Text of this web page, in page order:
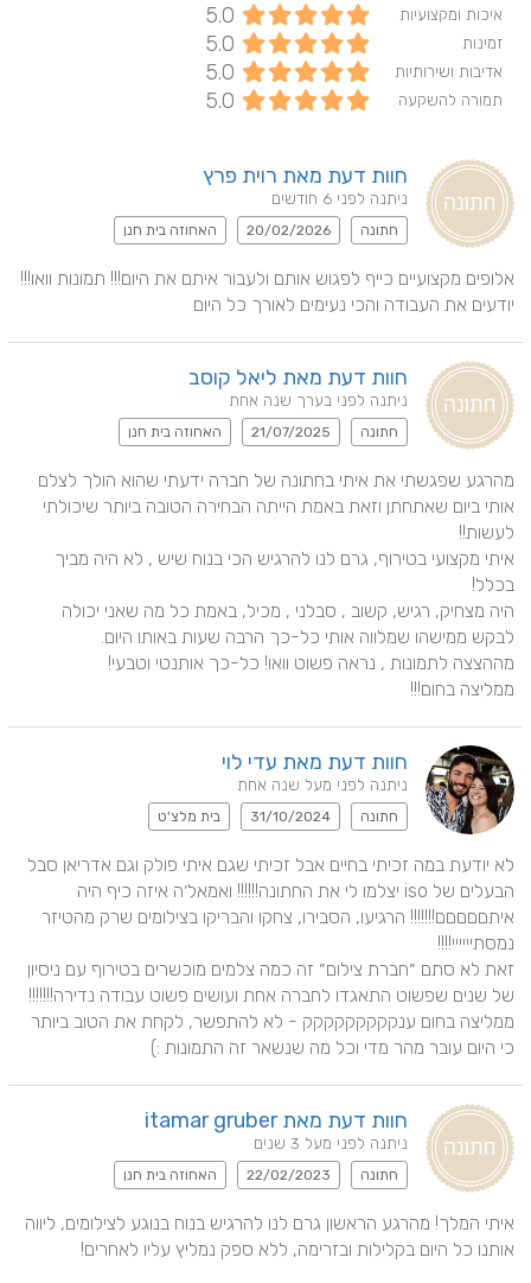
איכות ומקצועיות 5.0
זמינות 5.0
אדיבות ושירותיות 5.0
תמורה להשקעה 5.0
חוות דעת מאת רוית פרץ
ניתנה לפני 6 חודשים
חתונה 20/02/2026 האחוזה בית חנן
יודעים את העבודה והכי נעימים לאורך כל היום
חוות דעת מאת ליאל קוסב
ניתנה לפני בערך שנה אחת
חתונה 21/07/2025 האחוזה בית חנן
ממליצה בחום!!!
חוות דעת מאת עדי לוי
ניתנה לפני מעל שנה אחת
חתונה 31/10/2024 בית מלצ'ט
כי היום עובר מהר מדי וכל מה שנשאר זה התמונות :)
חוות דעת מאת itamar gruber
ניתנה לפני מעל 3 שנים
חתונה 22/02/2023 האחוזה בית חנן
אותנו כל היום בקלילות ובזרימה, ללא ספק נמליץ עליו לאחרים!